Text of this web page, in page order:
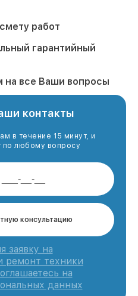
работ
гарантийный
на все Ваши вопросы
контакты
в течение 15 минут, и
по любому вопросу
консультацию
заявку на
ремонт техники
на
данных